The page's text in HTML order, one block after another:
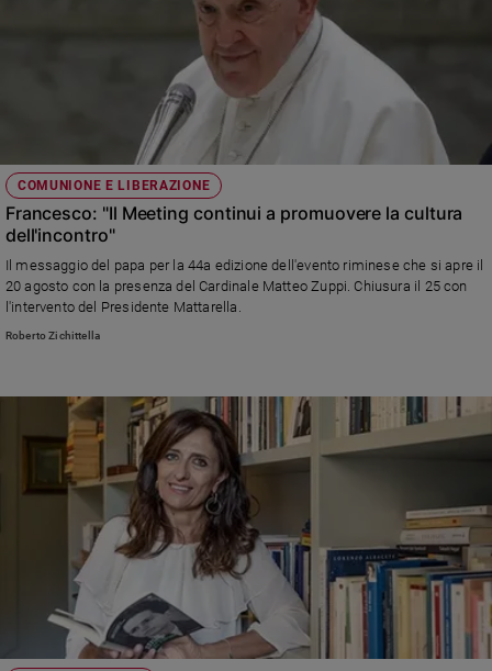
Società
e
valori
Creato
Volontariato
valore
della
inclusione
Costume
COMUNIONE E LIBERAZIONE
Francesco: "Il Meeting continui a promuovere la cultura
dell'incontro"
Il messaggio del papa per la 44a edizione dell'evento riminese che si apre il
20 agosto con la presenza del Cardinale Matteo Zuppi. Chiusura il 25 con
l'intervento del Presidente Mattarella.
Roberto Zichittella